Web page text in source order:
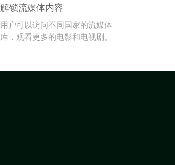
解锁流媒体内容
用户可以访问不同国家的流媒体
库，观看更多的电影和电视剧。